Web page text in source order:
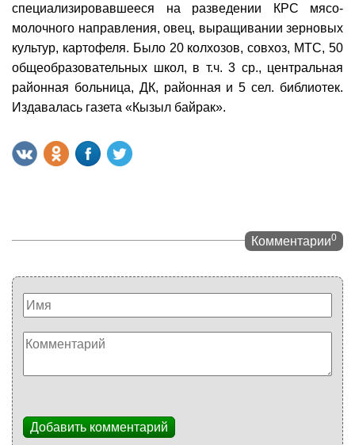
специализировавшееся на разведении КРС мясо-
молочного направления, овец, выращивании зерновых
культур, картофеля. Было 20 колхозов, совхоз, МТС, 50
общеобразовательных школ, в т.ч. 3 ср., центральная
районная больница, ДК, районная и 5 сел. библиотек.
Издавалась газета «Кызыл байрак».
Комментарии0
Добавить комментарий